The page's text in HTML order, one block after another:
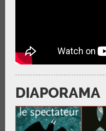
DIAPORAMA